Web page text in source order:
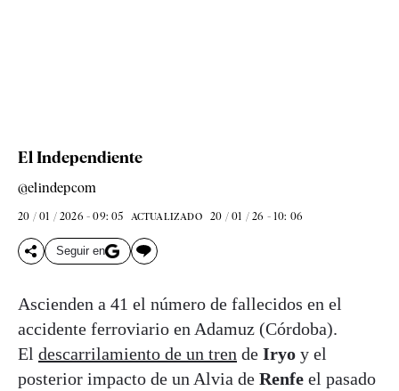
El Independiente
@elindepcom
20 / 01 / 2026 - 09: 05 ACTUALIZADO 20 / 01 / 26 - 10: 06
Seguir en
Ascienden a 41 el número de fallecidos en el
accidente ferroviario en Adamuz (Córdoba).
El descarrilamiento de un tren de Iryo y el
posterior impacto de un Alvia de Renfe el pasado